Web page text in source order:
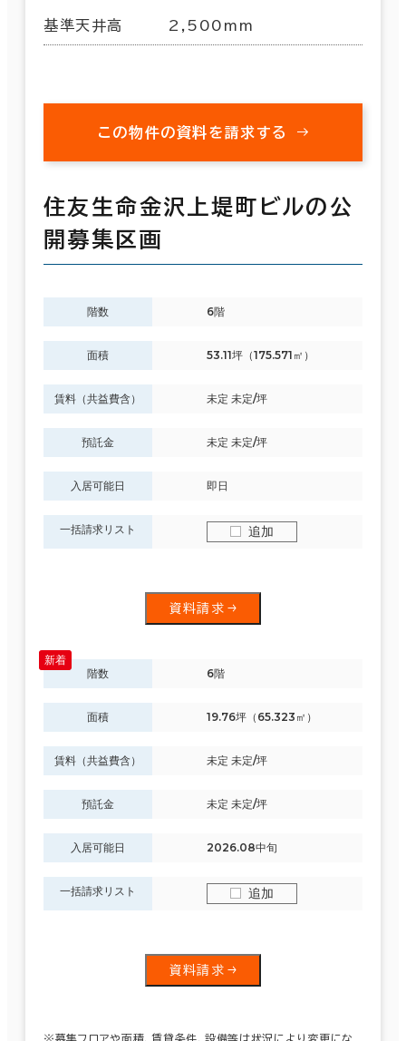
基準天井高 2,500mm
この物件の資料を請求する
住友生命金沢上堤町ビルの公
開募集区画
階数 6階
面積 53.11坪（175.571㎡）
賃料（共益費含） 未定 未定/坪
預託金 未定 未定/坪
入居可能日 即日
一括請求リスト 追加
資料請求
階数 6階
面積 19.76坪（65.323㎡）
賃料（共益費含） 未定 未定/坪
預託金 未定 未定/坪
入居可能日 2026.08中旬
一括請求リスト 追加
資料請求
※募集フロアや面積、賃貸条件、設備等は状況により変更にな